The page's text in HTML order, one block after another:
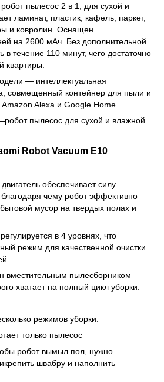
пылесос 2 в 1, для сухой и
ламинат, пластик, кафель, паркет,
и ковролин. Оснащен
на 2600 мАч. Без дополнительной
в течение 110 минут, чего достаточно
квартиры.
— интеллектуальная
совмещенный контейнер для пыли и
Alexa и Google Home.
Robot Vacuum E10
обеспечивает силу
чему робот эффективно
мусор на твердых полах и
в 4 уровнях, что
режим для качественной очистки
вместительным пылесборником
хватает на полный цикл уборки.
режимов уборки:
только пылесос
робот вымыл пол, нужно
швабру и наполнить